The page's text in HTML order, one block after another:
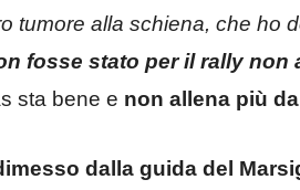
tumore alla schiena, che ho
fosse stato per il rally non
sta bene e non allena più
dalla guida del